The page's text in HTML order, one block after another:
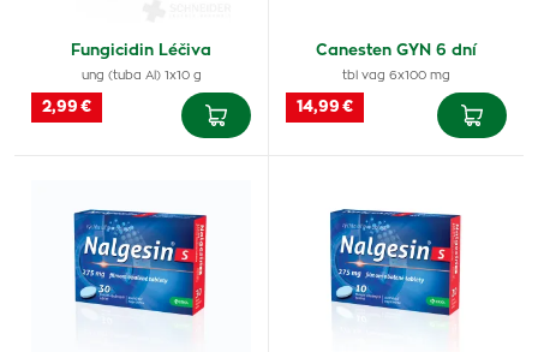
Fungicidin Léčiva
ung (tuba Al) 1x10 g
2,99 €
Canesten GYN 6 dní
tbl vag 6x100 mg
14,99 €